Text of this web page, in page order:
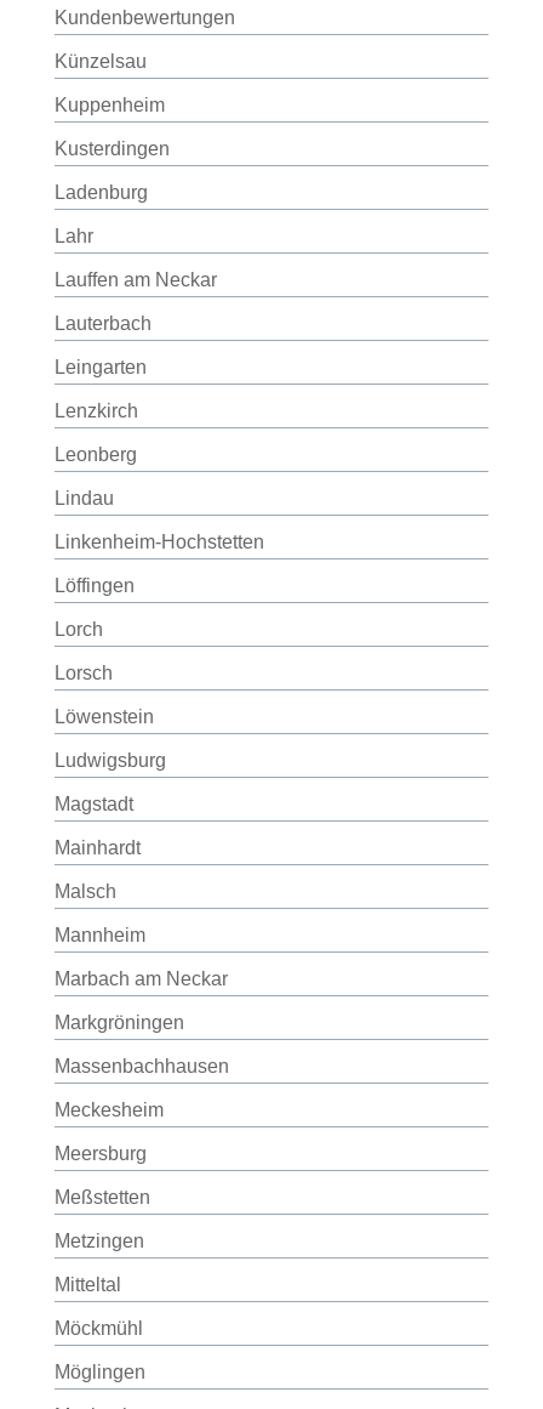
Kundenbewertungen
Künzelsau
Kuppenheim
Kusterdingen
Ladenburg
Lahr
Lauffen am Neckar
Lauterbach
Leingarten
Lenzkirch
Leonberg
Lindau
Linkenheim-Hochstetten
Löffingen
Lorch
Lorsch
Löwenstein
Ludwigsburg
Magstadt
Mainhardt
Malsch
Mannheim
Marbach am Neckar
Markgröningen
Massenbachhausen
Meckesheim
Meersburg
Meßstetten
Metzingen
Mitteltal
Möckmühl
Möglingen